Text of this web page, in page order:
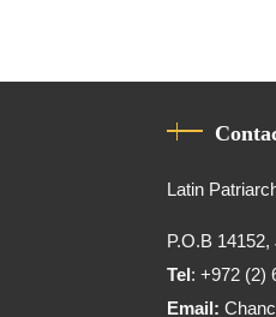
Latin
P.O.B
Tel: +972 (2)
Email: